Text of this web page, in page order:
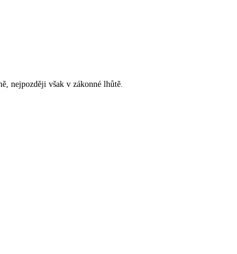
nejpozději však v zákonné lhůtě.